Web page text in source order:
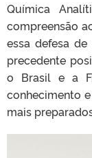
Química
compreensão
essa defesa
precedente
o Brasil e a
conhecimento
mais